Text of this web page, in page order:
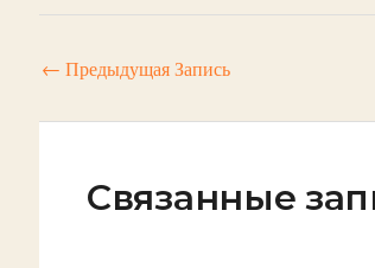
← Предыдущая Запись
Связанные